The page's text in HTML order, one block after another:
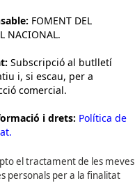
FOMENT DEL
NACIONAL.
Subscripció al butlletí
i, si escau, per a
comercial.
i drets: Política de
el tractament de les meves
personals per a la finalitat